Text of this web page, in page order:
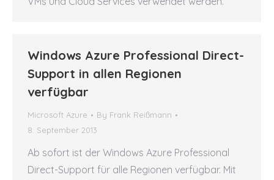
Windows Azure Professional Direct-
Support in allen Regionen
verfügbar
Microsoft Azure By Frank Reißmann
8. September 2013
Ab sofort ist der Windows Azure Professional
Direct-Support für alle Regionen verfügbar. Mit